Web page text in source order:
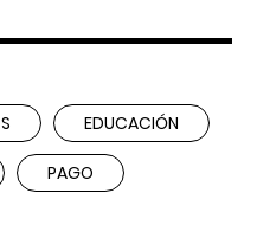
EDUCACIÓN
PAGO